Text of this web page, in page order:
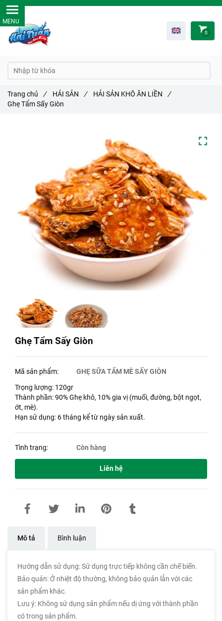
Ghẹ Tẩm Sấy Giòn
Mã sản phẩm:
GHẸ SỮA TẨM MÈ SẤY GIÒN
Trọng lượng: 120gr
Thành phần: 90% Ghẹ khô, 10% gia vị (muối, đường, bột ngọt,
ớt, mè).
Hạn sử dụng: 6 tháng kể từ ngày sản xuất.
Tình trạng: Còn hàng
Liên hệ
Mô tả Bình luận
Hướng dẫn sử dụng: Sử dụng trực tiếp không cần chế biến.
Bảo quản: Ở nhiệt độ thường, không bảo quản lẫn với các
sản phẩm khác.
Lưu ý: Không sử dụng sản phẩm nếu dị ứng với thành phần
có trong sản phẩm.
Trang chủ / HẢI SẢN / HẢI SẢN KHÔ ĂN LIỀN
/
Ghẹ Tẩm Sấy Giòn
0